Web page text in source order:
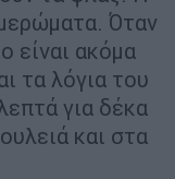
Όταν
είναι ακόμα
τα λόγια του
για δέκα
και στα